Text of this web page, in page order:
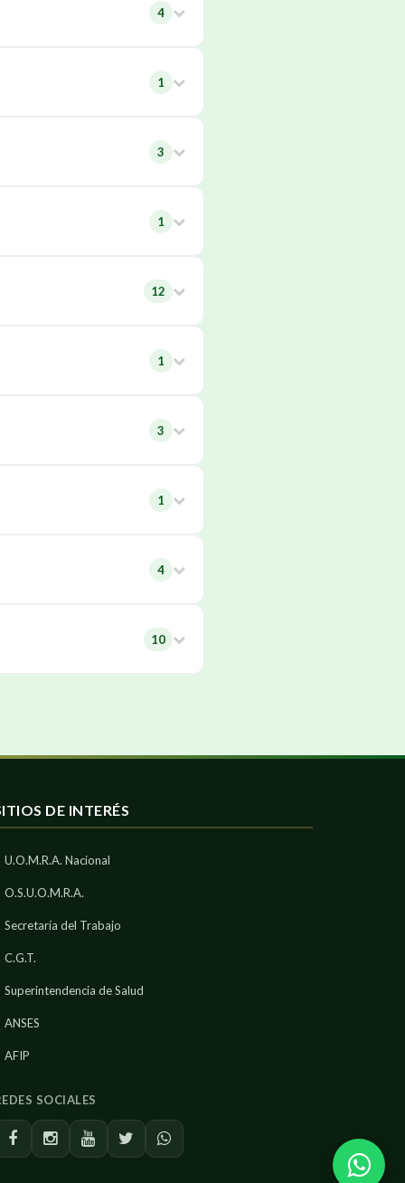
4
1
3
1
12
1
3
1
4
10
DE INTERÉS
U.O.M.R.A. Nacional
O.S.U.O.M.R.A.
Secretaría del Trabajo
C.G.T.
Superintendencia de Salud
ANSES
AFIP
SOCIALES